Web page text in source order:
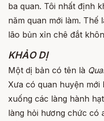
ba quan. Tôi nhất định
năm quan mới làm. Thế
lão bủn xỉn chê đắt
KHẢO DỊ
Một dị bản có tên là
Xưa có quan huyện
xuống các làng hành
làng hỏi hương chức có